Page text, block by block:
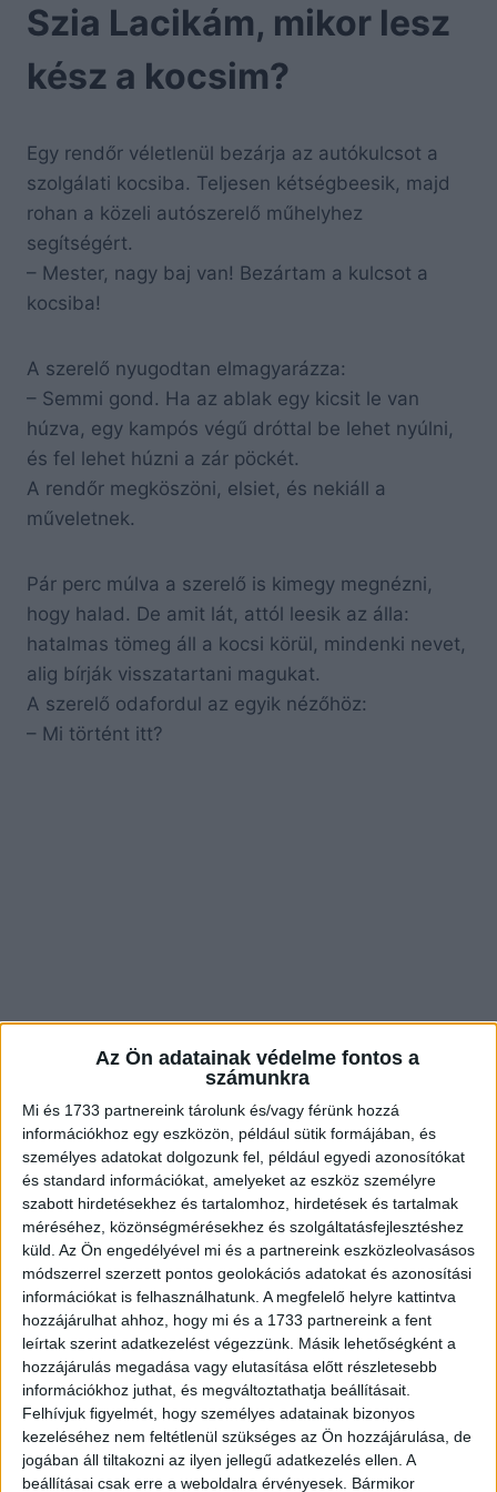
Az Ön adatainak védelme fontos a
számunkra
Mi és 1733 partnereink tárolunk és/vagy férünk hozzá
információkhoz egy eszközön, például sütik formájában, és
személyes adatokat dolgozunk fel, például egyedi azonosítókat
és standard információkat, amelyeket az eszköz személyre
szabott hirdetésekhez és tartalomhoz, hirdetések és tartalmak
méréséhez, közönségmérésekhez és szolgáltatásfejlesztéshez
küld. Az Ön engedélyével mi és a partnereink eszközleolvasásos
módszerrel szerzett pontos geolokációs adatokat és azonosítási
információkat is felhasználhatunk. A megfelelő helyre kattintva
hozzájárulhat ahhoz, hogy mi és a 1733 partnereink a fent
leírtak szerint adatkezelést végezzünk. Másik lehetőségként a
hozzájárulás megadása vagy elutasítása előtt részletesebb
információkhoz juthat, és megváltoztathatja beállításait.
Felhívjuk figyelmét, hogy személyes adatainak bizonyos
kezeléséhez nem feltétlenül szükséges az Ön hozzájárulása, de
jogában áll tiltakozni az ilyen jellegű adatkezelés ellen. A
beállításai csak erre a weboldalra érvényesek. Bármikor
Szia Lacikám, mikor lesz
kész a kocsim?
Egy rendőr véletlenül bezárja az autókulcsot a
szolgálati kocsiba. Teljesen kétségbeesik, majd
rohan a közeli autószerelő műhelyhez
segítségért.
– Mester, nagy baj van! Bezártam a kulcsot a
kocsiba!
A szerelő nyugodtan elmagyarázza:
– Semmi gond. Ha az ablak egy kicsit le van
húzva, egy kampós végű dróttal be lehet nyúlni,
és fel lehet húzni a zár pöckét.
A rendőr megköszöni, elsiet, és nekiáll a
műveletnek.
Pár perc múlva a szerelő is kimegy megnézni,
hogy halad. De amit lát, attól leesik az álla:
hatalmas tömeg áll a kocsi körül, mindenki nevet,
alig bírják visszatartani magukat.
A szerelő odafordul az egyik nézőhöz:
– Mi történt itt?